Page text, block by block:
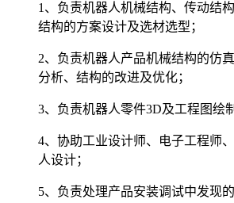
1、负责机器人机械结构、传动结
结构的方案设计及选材选型；
2、负责机器人产品机械结构的仿
分析、结构的改进及优化；
3、负责机器人零件3D及工程图绘
4、协助工业设计师、电子工程师
人设计；
5、负责处理产品安装调试中发现